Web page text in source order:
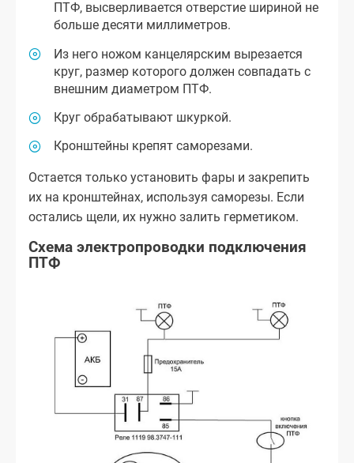
ПТФ, высверливается отверстие шириной не
больше десяти миллиметров.
Из него ножом канцелярским вырезается
круг, размер которого должен совпадать с
внешним диаметром ПТФ.
Круг обрабатывают шкуркой.
Кронштейны крепят саморезами.
Остается только установить фары и закрепить
их на кронштейнах, используя саморезы. Если
остались щели, их нужно залить герметиком.
Схема электропроводки подключения
ПТФ